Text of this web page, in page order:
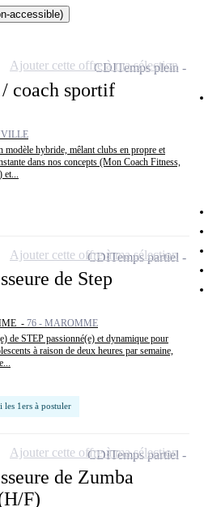
accessible)
coach sportif
modèle hybride, mêlant clubs en propre et
dans nos concepts (Mon Coach Fitness,
CDITemps plein
Ajouter cette offre à ma sélection
de Step
- 76 - MAROMME
de STEP passionné(e) et dynamique pour
à raison de deux heures par semaine,
les 1ers à postuler
CDITemps partiel
Ajouter cette offre à ma sélection
de Zumba
F)
CDITemps partiel
Ajouter cette offre à ma sélection